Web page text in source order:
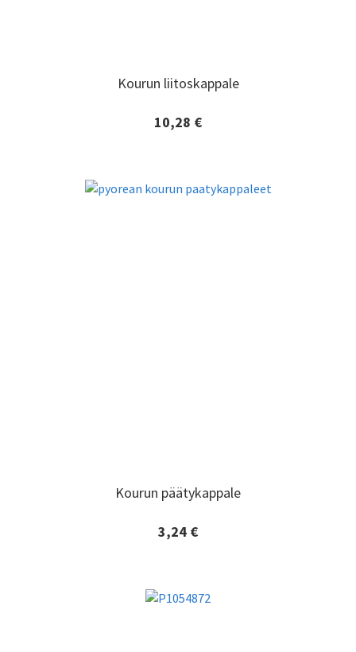
Kourun liitoskappale
10,28 €
Kourun liitoskappale
Lisätiedot ja tilaaminen
Kourun päätykappale
3,24 €
Kourun päätykappale
Lisätiedot ja tilaaminen